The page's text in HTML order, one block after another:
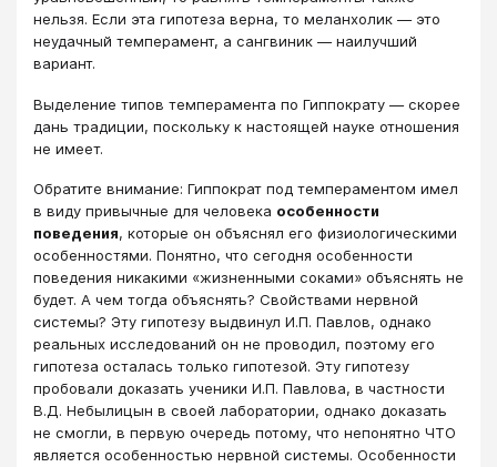
нельзя. Если эта гипотеза верна, то меланхолик — это
неудачный темперамент, а сангвиник — наилучший
вариант.
Выделение типов темперамента по Гиппократу — скорее
дань традиции, поскольку к настоящей науке отношения
не имеет.
Обратите внимание: Гиппократ под темпераментом имел
в виду привычные для человека особенности
поведения, которые он объяснял его физиологическими
особенностями. Понятно, что сегодня особенности
поведения никакими «жизненными соками» объяснять не
будет. А чем тогда объяснять? Свойствами нервной
системы? Эту гипотезу выдвинул И.П. Павлов, однако
реальных исследований он не проводил, поэтому его
гипотеза осталась только гипотезой. Эту гипотезу
пробовали доказать ученики И.П. Павлова, в частности
В.Д. Небылицын в своей лаборатории, однако доказать
не смогли, в первую очередь потому, что непонятно ЧТО
является особенностью нервной системы. Особенности